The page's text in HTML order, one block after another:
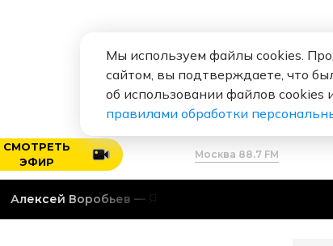
СМОТРЕТЬ
ЭФИР
Москва 88.7 FM
Воробьев Я тебя люблю
Мы используем файлы cookies.
сайтом, вы подтверждаете, что
об использовании файлов cookies
правилами обработки